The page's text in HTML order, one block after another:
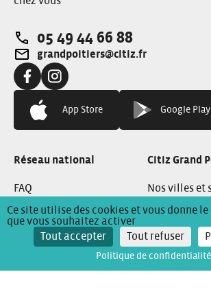
Téléphone:
05 49 44 66 88
Adresse e-mail:
grandpoitiers@citiz.fr
Facebook:Instagram:
App Store Google Play
Réseau national
FAQ
Changer de région
L’assurance Citiz
Citiz Grand
Nos villes et
Ce site utilise des cookies et vous donne
que vous souhaitez activer
Tout accepter
Tout refuser
Politique de confidentialité